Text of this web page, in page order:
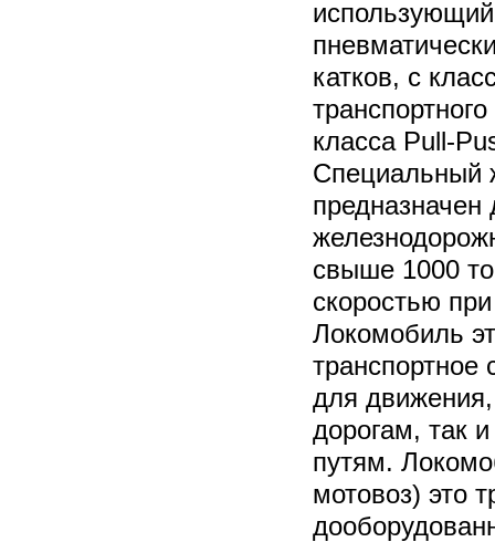
катков, с
класса Pull-
Специальный
предназначен
свыше 1000
скоростью
Локомобиль
транспортное
для
дорогам, так
путям.
мотовоз) это